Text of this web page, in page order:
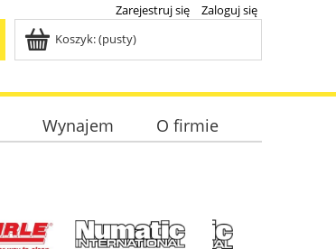
Zarejestruj się
Zaloguj się
Koszyk:(pusty)
Wynajem O firmie